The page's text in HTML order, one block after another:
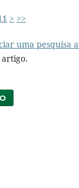
> >>
uma pesquisa